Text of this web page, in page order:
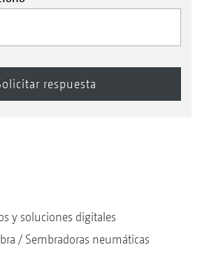
y soluciones digitales
Sembradoras neumáticas